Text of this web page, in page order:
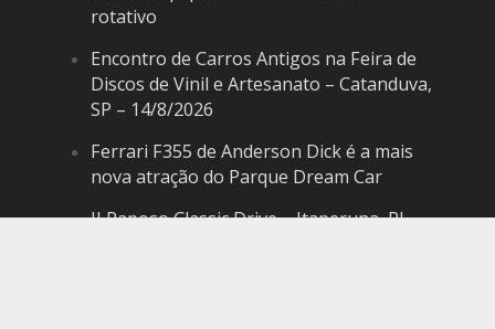
rotativo
Encontro de Carros Antigos na Feira de
Discos de Vinil e Artesanato – Catanduva,
SP – 14/8/2026
Ferrari F355 de Anderson Dick é a mais
nova atração do Parque Dream Car
II Raposo Classic Drive – Itaperuna, RJ –